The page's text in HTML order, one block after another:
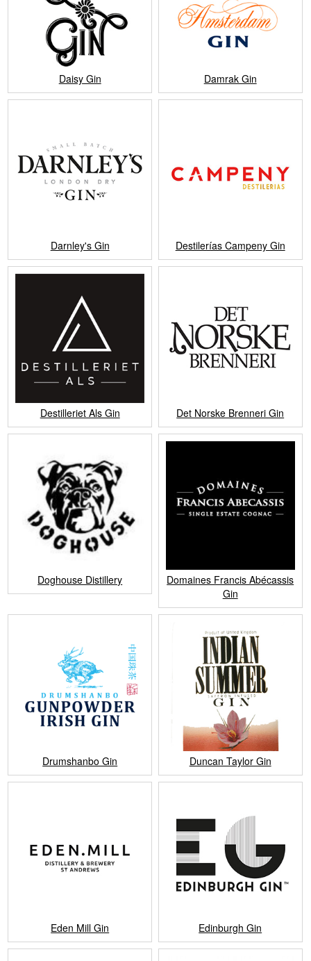
Daisy Gin Damrak Gin
Darnley's Gin Destilerías Campeny Gin
Destilleriet Als Gin Det Norske Brenneri Gin
Doghouse Distillery
Domaines Francis Abécassis
Gin
Drumshanbo Gin Duncan Taylor Gin
Eden Mill Gin Edinburgh Gin